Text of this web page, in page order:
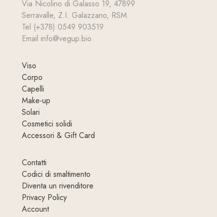
Via Nicolino di Galasso 19, 47899
Serravalle, Z.I. Galazzano, RSM
Tel (+378) 0549 903519
Email info@vegup.bio
Viso
Corpo
Capelli
Make-up
Solari
Cosmetici solidi
Accessori & Gift Card
Contatti
Codici di smaltimento
Diventa un rivenditore
Privacy Policy
Account